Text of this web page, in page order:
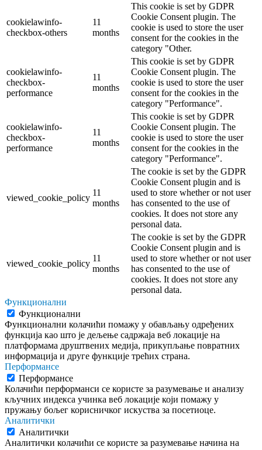
cookielawinfo-
checkbox-others
11
months
This cookie is set by GDPR
Cookie Consent plugin. The
cookie is used to store the user
consent for the cookies in the
category "Other.
cookielawinfo-
checkbox-
performance
11
months
This cookie is set by GDPR
Cookie Consent plugin. The
cookie is used to store the user
consent for the cookies in the
category "Performance".
cookielawinfo-
checkbox-
performance
11
months
This cookie is set by GDPR
Cookie Consent plugin. The
cookie is used to store the user
consent for the cookies in the
category "Performance".
viewed_cookie_policy
11
months
The cookie is set by the GDPR
Cookie Consent plugin and is
used to store whether or not user
has consented to the use of
cookies. It does not store any
personal data.
viewed_cookie_policy
11
months
The cookie is set by the GDPR
Cookie Consent plugin and is
used to store whether or not user
has consented to the use of
cookies. It does not store any
personal data.
Функционални
Функционални
Функционални колачићи помажу у обављању одређених
функција као што је дељење садржаја веб локације на
платформама друштвених медија, прикупљање повратних
информација и друге функције трећих страна.
Перформансе
Перформансе
Колачићи перформанси се користе за разумевање и анализу
кључних индекса учинка веб локације који помажу у
пружању бољег корисничког искуства за посетиоце.
Аналитички
Аналитички
Аналитички колачићи се користе за разумевање начина на